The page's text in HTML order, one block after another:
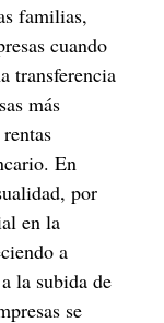
familias,
cuando
transferencia
más
En
por
en la
a
la subida de
se